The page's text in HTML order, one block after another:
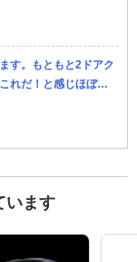
す。もともと2ドアク
れだ！と感じほぼ決
あるGSFの販売開始
います